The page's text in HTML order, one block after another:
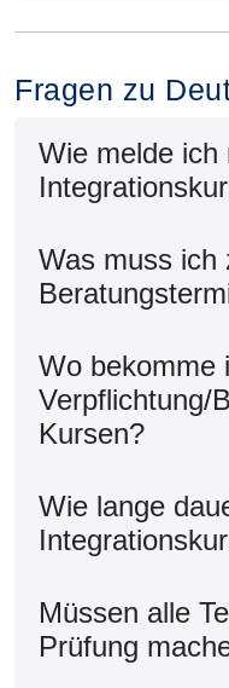
Fragen zu
Wie melde ich
Was muss ich
Wo bekomme
Verpflichtung/
Kursen?
Wie lange
Müssen alle
Prüfung